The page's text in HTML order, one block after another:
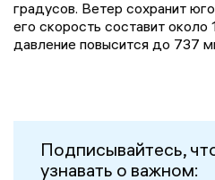
градусов. Ветер сохранит
его скорость составит
давление повысится до 737
Подписывайтесь,
узнавать о важном: